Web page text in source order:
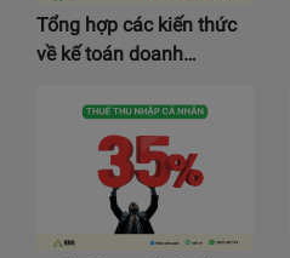
Tổng hợp các kiến thức
về kế toán doanh…